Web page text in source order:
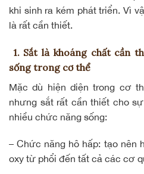
khi sinh ra kém phát triển. Vì
là rất cần thiết.
1. Sắt là khoáng chất cần
sống trong cơ thể
Mặc dù hiện diện trong cơ
nhưng sắt rất cần thiết cho
nhiều chức năng sống:
– Chức năng hô hấp: tạo nên
oxy từ phổi đến tất cả các cơ